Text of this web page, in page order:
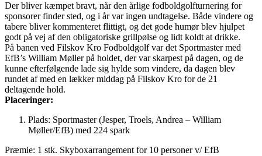
Der bliver kæmpet bravt, når den årlige fodboldgolfturnering for
sponsorer finder sted, og i år var ingen undtagelse. Både vindere og
tabere bliver kommenteret flittigt, og det gode humør blev hjulpet
godt på vej af den obligatoriske grillpølse og lidt koldt at drikke.
På banen ved Filskov Kro Fodboldgolf var det Sportmaster med
EfB’s William Møller på holdet, der var skarpest på dagen, og de
kunne efterfølgende lade sig hylde som vindere, da dagen blev
rundet af med en lækker middag på Filskov Kro for de 21
deltagende hold.
Placeringer:
Plads: Sportmaster (Jesper, Troels, Andrea – William
Møller/EfB) med 224 spark
Præmie: 1 stk. Skyboxarrangement for 10 personer v/ EfB